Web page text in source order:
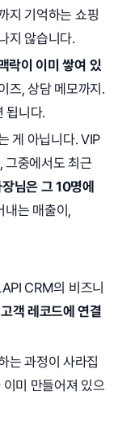
지 기억하는 쇼핑
지 않습니다.
락이 이미 쌓여 있
즈, 상담 메모까지.
됩니다.
게 아닙니다. VIP
중에서도 최근
님은 그 10명에
내는 매출이,
CRM의 비즈니
객 레코드에 연결
는 과정이 사라집
미 만들어져 있으